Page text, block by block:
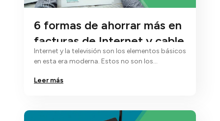
6 formas de ahorrar más en
facturas de Internet y cable
Internet y la televisión son los elementos básicos
en esta era moderna. Estos no son los
Leer más